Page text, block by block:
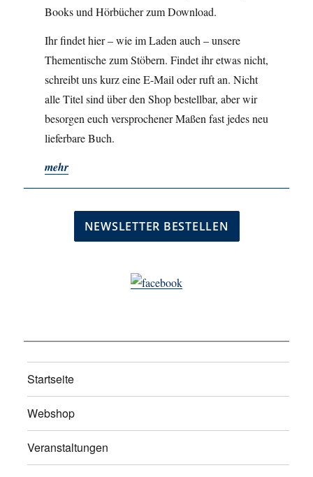
Books und Hörbücher zum Download.
Ihr findet hier – wie im Laden auch – unsere
Thementische zum Stöbern. Findet ihr etwas nicht,
schreibt uns kurz eine E-Mail oder ruft an. Nicht
alle Titel sind über den Shop bestellbar, aber wir
besorgen euch versprochener Maßen fast jedes neu
lieferbare Buch.
mehr
Startseite
Webshop
Veranstaltungen